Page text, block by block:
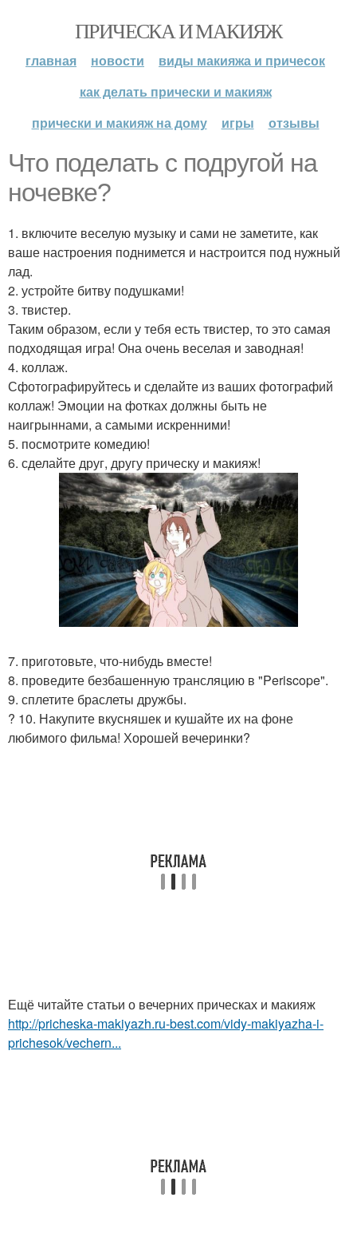
ПРИЧЕСКА И МАКИЯЖ
главная новости
виды макияжа и причесок
как делать прически и макияж
прически и макияж на дому
игры отзывы
Что поделать с подругой на
ночевке?
1. включите веселую музыку и сами не заметите, как
ваше настроения поднимется и настроится под нужный
лад.
2. устройте битву подушками!
3. твистер.
Таким образом, если у тебя есть твистер, то это самая
подходящая игра! Она очень веселая и заводная!
4. коллаж.
Сфотографируйтесь и сделайте из ваших фотографий
коллаж! Эмоции на фотках должны быть не
наигрыннами, а самыми искренними!
5. посмотрите комедию!
6. сделайте друг, другу прическу и макияж!
7. приготовьте, что-нибудь вместе!
8. проведите безбашенную трансляцию в "Periscope".
9. сплетите браслеты дружбы.
? 10. Накупите вкусняшек и кушайте их на фоне
любимого фильма! Хорошей вечеринки?
Ещё читайте статьи о вечерних прическах и макияж
http://pricheska-makiyazh.ru-best.com/vidy-makiyazha-i-
prichesok/vechern...